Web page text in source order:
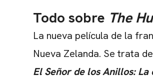
Todo sobre The
La nueva película de la
Nueva Zelanda. Se trata de
El Señor de los Anillos: